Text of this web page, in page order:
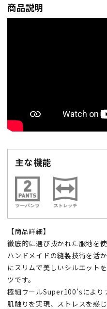
商品説明
主な機能
【商品詳細】
徹底的に選び抜かれた服地を
ハンドメイドの縫製技術を活
にスリムで美しいシルエット
ツです。
極細ウールSuper100’sにより
肌触りを実現、ストレスを感